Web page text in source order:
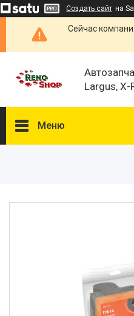
Создать сайт на
Сейчас
Largus, X-
Меню